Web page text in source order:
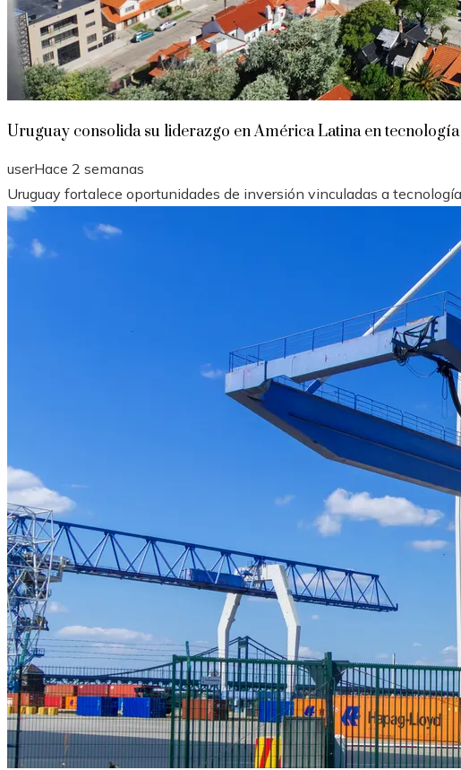
Uruguay consolida su liderazgo en América Latina en
userHace 2 semanas
Uruguay fortalece oportunidades de inversión vinculadas a